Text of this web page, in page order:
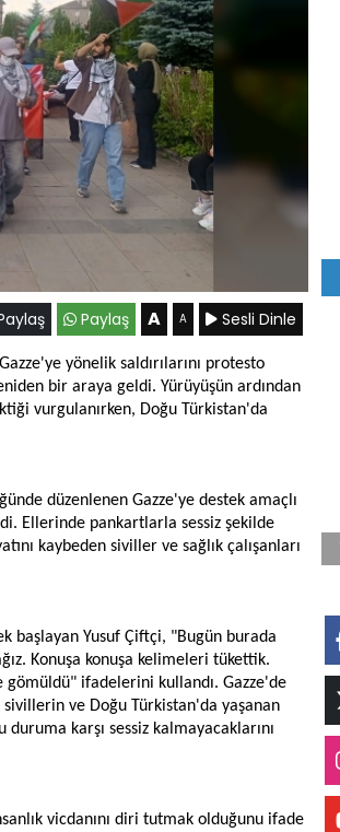
Paylaş A A Sesli Dinle
yönelik saldırılarını protesto
bir araya geldi. Yürüyüşün ardından
vurgulanırken, Doğu Türkistan'da
düzenlenen Gazze'ye destek amaçlı
Ellerinde pankartlarla sessiz şekilde
kaybeden siviller ve sağlık çalışanları
başlayan Yusuf Çiftçi, "Bugün burada
Konuşa konuşa kelimeleri tükettik.
gömüldü" ifadelerini kullandı. Gazze'de
sivillerin ve Doğu Türkistan'da yaşanan
duruma karşı sessiz kalmayacaklarını
vicdanını diri tutmak olduğunu ifade